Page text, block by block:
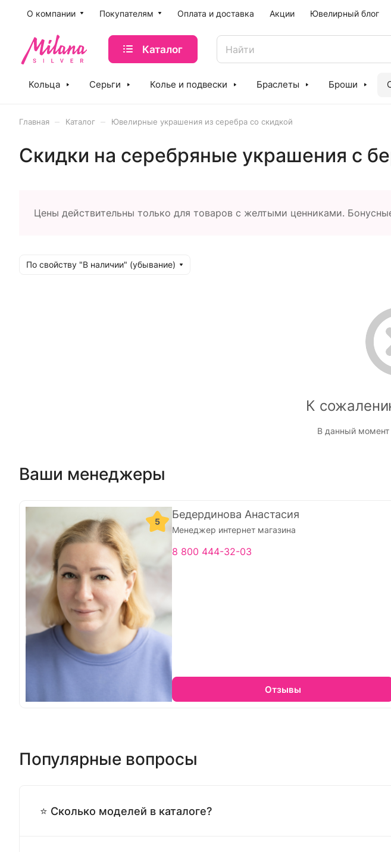
O компании Покупателям Оплата и доставка Акции Ювелирный блог
Каталог
Кольца Серьги Колье и подвески Браслеты Броши
Главная Каталог Ювелирные украшения из серебра со скидкой
Скидки на серебряные украшения с
Цены действительны только для товаров с желтыми ценниками.
По свойству "В наличии" (убывание)
К
В данный момент
Ваши менеджеры
5
Бедердинова Анастасия
Менеджер интернет магазина
8 800 444-32-03
Отзывы
Популярные вопросы
⭐ Сколько моделей в каталоге?